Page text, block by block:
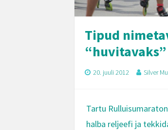
Tipud
“huvitavaks”
20. juuli 2012 Silver
Tartu
halba reljeefi ja